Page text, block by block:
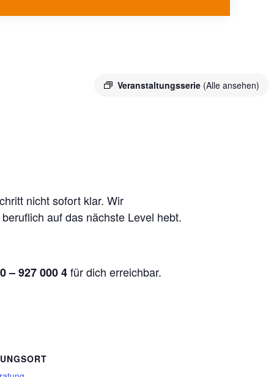
Veranstaltungsserie (Alle ansehen)
nicht sofort klar. Wir
auf das nächste Level hebt.
– 927 000 4für dich erreichbar.